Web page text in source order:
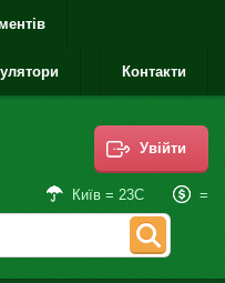
Контакти
Увійти
Київ = 23С =